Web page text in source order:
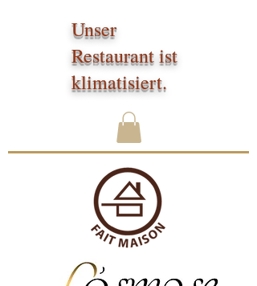
Unser
Restaurant ist
klimatisiert.